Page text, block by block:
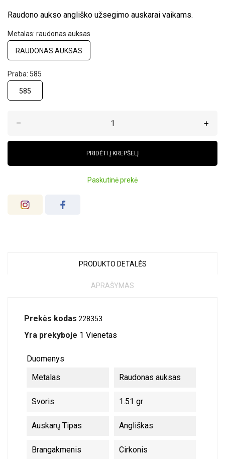
Raudono aukso angliško užsegimo auskarai vaikams.
Metalas: raudonas auksas
RAUDONAS AUKSAS
Praba: 585
585
– +
PRIDĖTI Į KREPŠELĮ
Paskutinė prekė
PRODUKTO DETALĖS
APRAŠYMAS
Prekės kodas 228353
Yra prekyboje 1 Vienetas
Duomenys
Metalas
Raudonas auksas
Svoris 1.51 gr
Auskarų Tipas Angliškas
Brangakmenis Cirkonis